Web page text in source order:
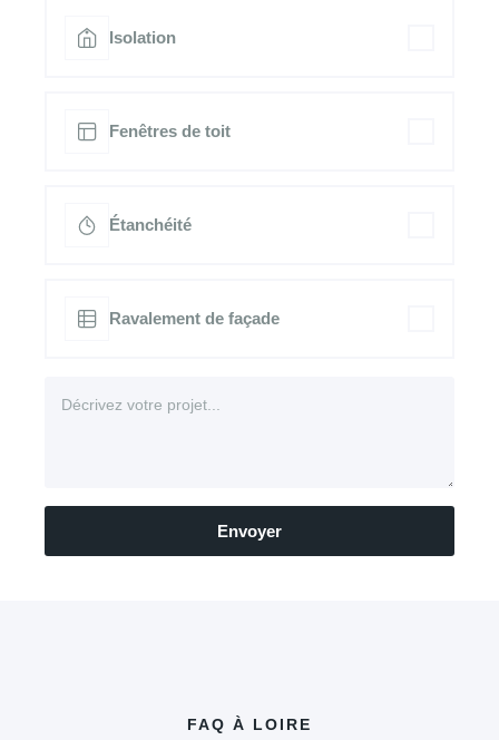
Isolation
Fenêtres de toit
Étanchéité
Ravalement de façade
Envoyer
FAQ À LOIRE